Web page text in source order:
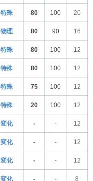
特殊 80 100 20
物理 80 90 16
特殊 80 100 12
特殊 80 100 12
特殊 75 100 12
特殊 20 100 12
変化 - - 12
変化 - - 12
変化 - - 12
変化 - - 8